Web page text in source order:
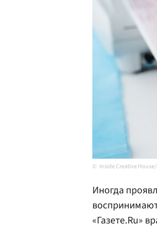
Inside Creative
Иногда
«Газете.Ru»